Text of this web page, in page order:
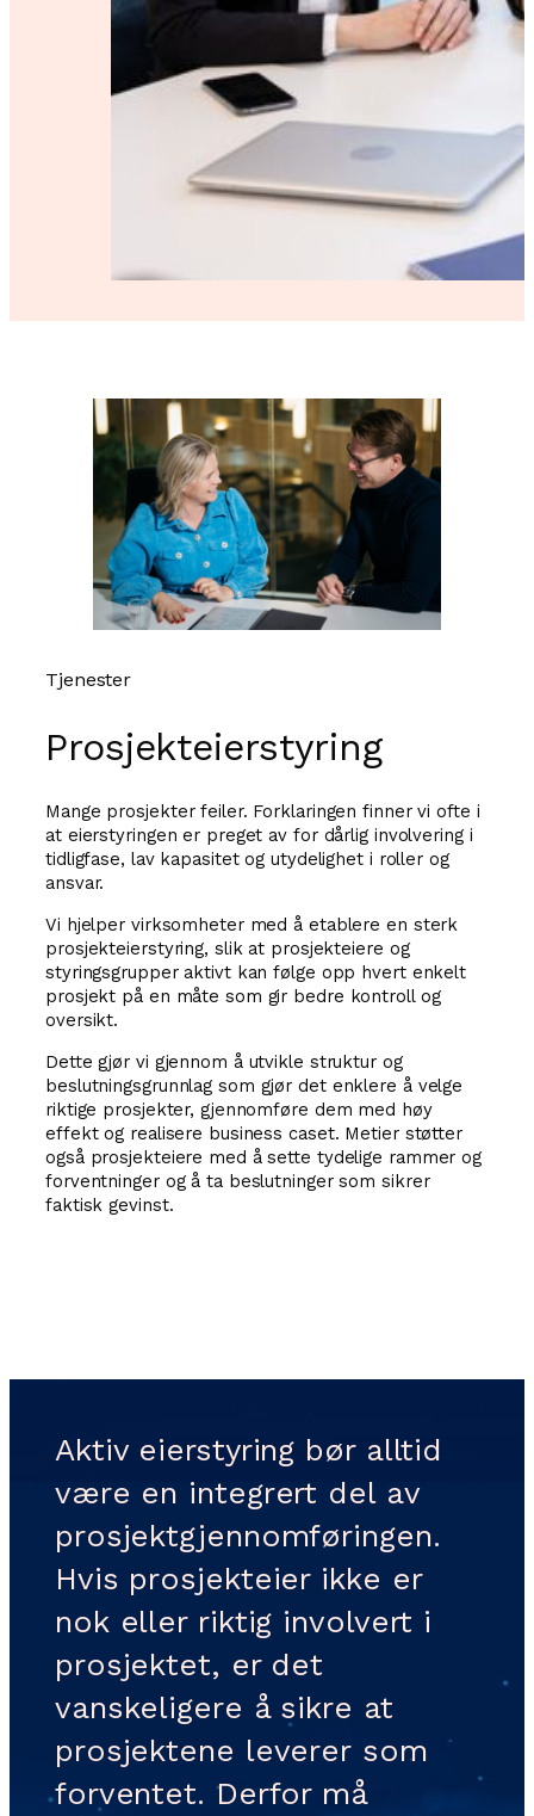
Tjenester
Prosjekteierstyring
Mange prosjekter feiler. Forklaringen finner vi ofte i
at eierstyringen er preget av for dårlig involvering i
tidligfase, lav kapasitet og utydelighet i roller og
ansvar.
Vi hjelper virksomheter med å etablere en sterk
prosjekteierstyring, slik at prosjekteiere og
styringsgrupper aktivt kan følge opp hvert enkelt
prosjekt på en måte som gir bedre kontroll og
oversikt.
Dette gjør vi gjennom å utvikle struktur og
beslutningsgrunnlag som gjør det enklere å velge
riktige prosjekter, gjennomføre dem med høy
effekt og realisere business caset. Metier støtter
også prosjekteiere med å sette tydelige rammer og
forventninger og å ta beslutninger som sikrer
faktisk gevinst.
Aktiv eierstyring bør alltid
være en integrert del av
prosjektgjennomføringen.
Hvis prosjekteier ikke er
nok eller riktig involvert i
prosjektet, er det
vanskeligere å sikre at
prosjektene leverer som
forventet. Derfor må